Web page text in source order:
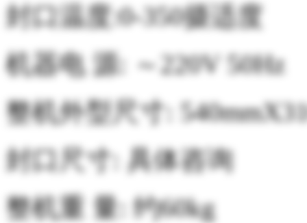
封口温度:0-350摄适度
机器电 源: ～ 220V 50Hz
整机外型尺寸:
封口尺寸 具体咨询
整机重 量: 约60kg